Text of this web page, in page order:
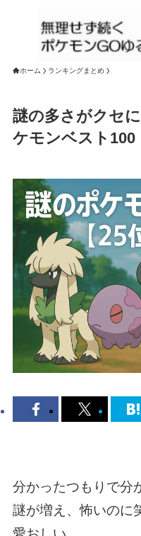
ホーム ランキングまとめ
謎の多さがクセ
ケモンベスト100
分かったつもりで分
謎が増え、怖いのに